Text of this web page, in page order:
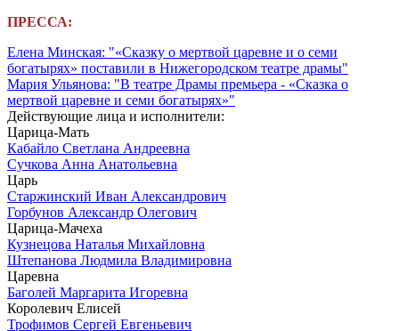
ПРЕССА:
Елена Минская: "«Сказку о мертвой царевне и о семи
богатырях» поставили в Нижегородском театре драмы"
Мария Ульянова: "В театре Драмы премьера - «Сказка о
мертвой царевне и семи богатырях»"
Действующие лица и исполнители:
Царица-Мать
Кабайло Светлана Андреевна
Сучкова Анна Анатольевна
Царь
Старжинский Иван Александрович
Горбунов Александр Олегович
Царица-Мачеха
Кузнецова Наталья Михайловна
Штепанова Людмила Владимировна
Царевна
Баголей Маргарита Игоревна
Королевич Елисей
Трофимов Сергей Евгеньевич